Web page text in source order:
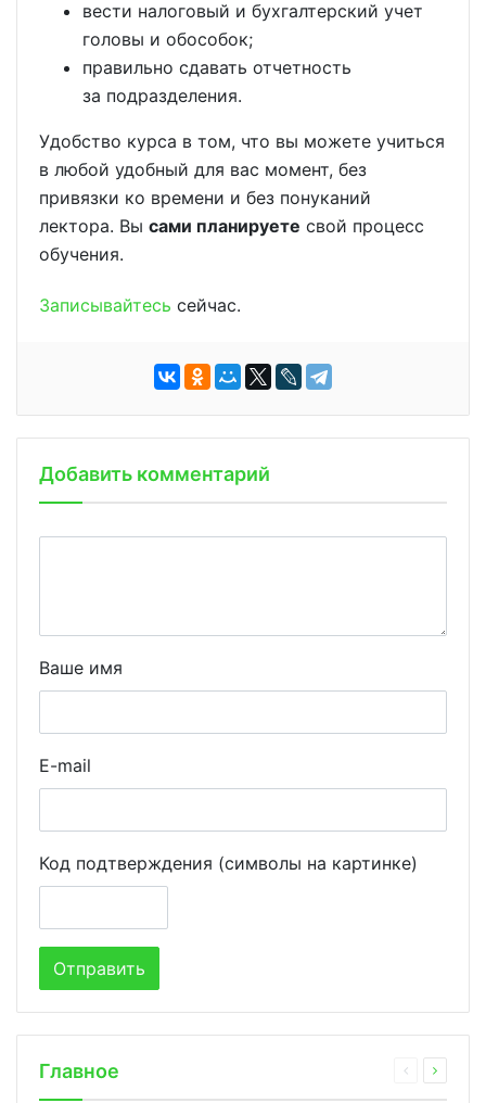
вести налоговый и бухгалтерский учет
головы и обособок;
правильно сдавать отчетность
за подразделения.
Удобство курса в том, что вы можете учиться
в любой удобный для вас момент, без
привязки ко времени и без понуканий
лектора. Вы сами планируете свой процесс
обучения.
Записывайтесь сейчас.
Добавить комментарий
Ваше имя
E-mail
Код подтверждения (символы на картинке)
Главное